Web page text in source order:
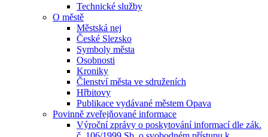
Technické služby
O městě
Městská nej
České Slezsko
Symboly města
Osobnosti
Kroniky
Členství města ve sdruženích
Hřbitovy
Publikace vydávané městem Opava
Povinně zveřejňované informace
Výroční zprávy o poskytování informací dle zák.